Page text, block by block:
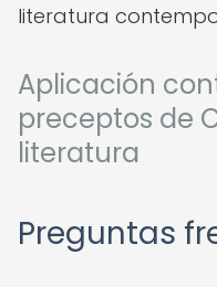
literatura
Aplicación
preceptos de
literatura
Preguntas